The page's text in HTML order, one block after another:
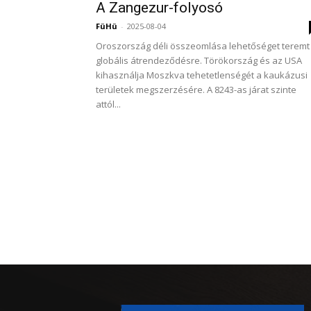
A Zangezur-folyosó
FüHü - 2025-08-04
Oroszország déli összeomlása lehetőséget
globális átrendeződésre. Törökország és az USA
kihasználja Moszkva tehetetlenségét a kaukázusi
területek megszerzésére. A 8243-as járat szinte
attól...